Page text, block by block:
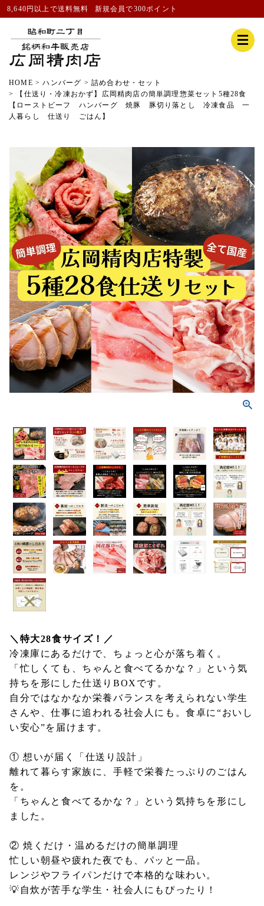
8,640円以上で送料無料 新規会員で300ポイント
HOME ハンバーグ
詰め合わせ・セット
【仕送り・冷凍おかず】広岡精肉店の簡単調理惣菜セット5種28食
【ローストビーフ ハンバーグ 焼豚 豚切り落とし 冷凍食品 一
人暮らし 仕送り ごはん】
＼特大28食サイズ！／
冷凍庫にあるだけで、ちょっと心が落ち着く。
「忙しくても、ちゃんと食べてるかな？」という気
持ちを形にした仕送りBOXです。
自分ではなかなか栄養バランスを考えられない学生
さんや、仕事に追われる社会人にも。食卓に“おいし
い安心”を届けます。
① 想いが届く「仕送り設計」
離れて暮らす家族に、手軽で栄養たっぷりのごはん
を。
「ちゃんと食べてるかな？」という気持ちを形にし
ました。
② 焼くだけ・温めるだけの簡単調理
忙しい朝昼や疲れた夜でも、パッと一品。
レンジやフライパンだけで本格的な味わい。
💡自炊が苦手な学生・社会人にもぴったり！